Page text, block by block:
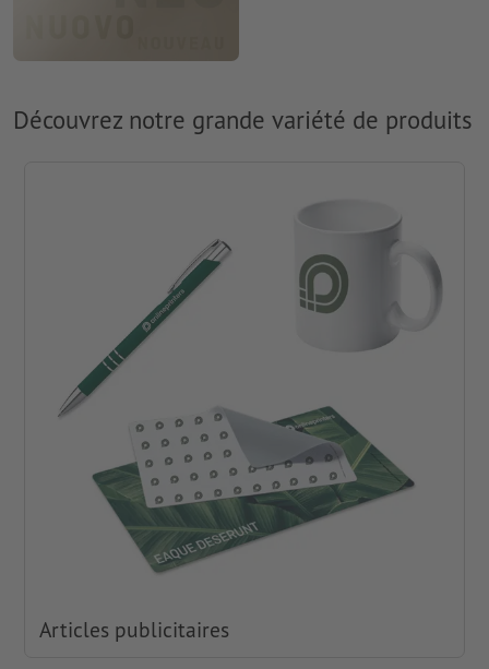
Découvrez notre grande variété de produits
Articles publicitaires